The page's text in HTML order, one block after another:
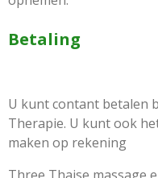
Betaling
U kunt contant betalen
Therapie. U kunt ook
maken op rekening